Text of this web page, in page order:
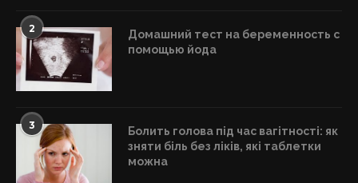
2
Домашний тест на беременность с
помощью йода
3
Болить голова під час вагітності: як
зняти біль без ліків, які таблетки
можна